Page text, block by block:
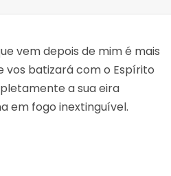
.
vem depois de mim é mais
vos batizará com o Espírito
a sua eira
em fogo inextinguível.